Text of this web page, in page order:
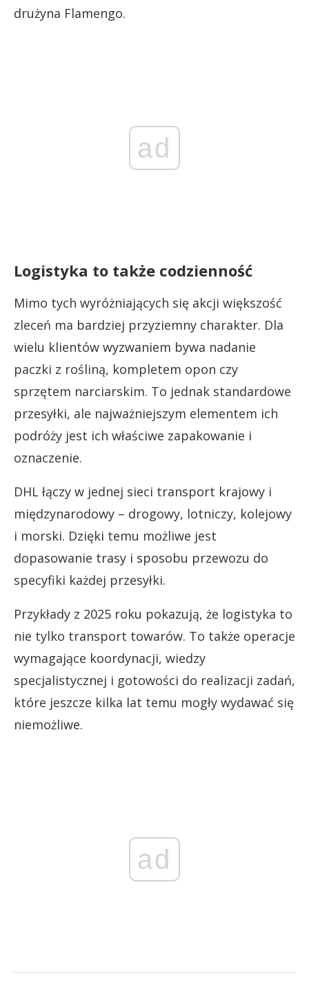
drużyna Flamengo.
ad
Logistyka to także codzienność
Mimo tych wyróżniających się akcji większość
zleceń ma bardziej przyziemny charakter. Dla
wielu klientów wyzwaniem bywa nadanie
paczki z rośliną, kompletem opon czy
sprzętem narciarskim. To jednak standardowe
przesyłki, ale najważniejszym elementem ich
podróży jest ich właściwe zapakowanie i
oznaczenie.
DHL łączy w jednej sieci transport krajowy i
międzynarodowy – drogowy, lotniczy, kolejowy
i morski. Dzięki temu możliwe jest
dopasowanie trasy i sposobu przewozu do
specyfiki każdej przesyłki.
Przykłady z 2025 roku pokazują, że logistyka to
nie tylko transport towarów. To także operacje
wymagające koordynacji, wiedzy
specjalistycznej i gotowości do realizacji zadań,
które jeszcze kilka lat temu mogły wydawać się
niemożliwe.
ad